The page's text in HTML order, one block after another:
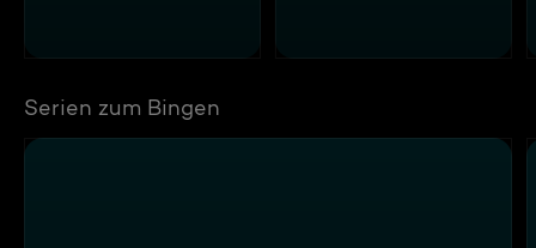
Serien zum Bingen